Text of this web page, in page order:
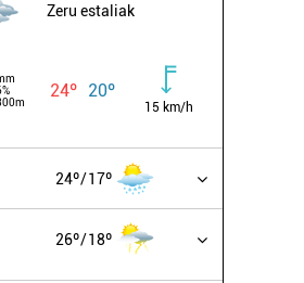
Zeru estaliak
24º 20º
15 km/h
24º 17º
26º 18º